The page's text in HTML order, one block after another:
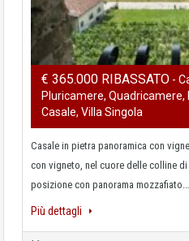
€ 365.000 RIBASSATO -
Pluricamere, Quadricamere,
Casale, Villa Singola
Casale in pietra panoramica con
con vigneto, nel cuore delle colline
posizione con panorama mozzafiato.…
Più dettagli